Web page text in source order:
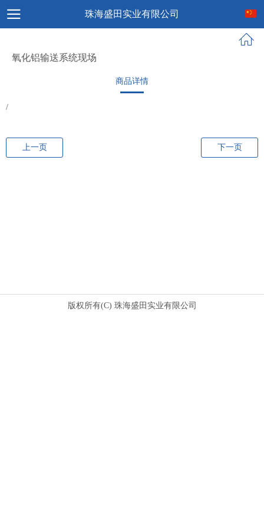
珠海盛田实业有限公司
氧化铝输送系统现场
商品详情
/
上一页 下一页
版权所有(C) 珠海盛田实业有限公司